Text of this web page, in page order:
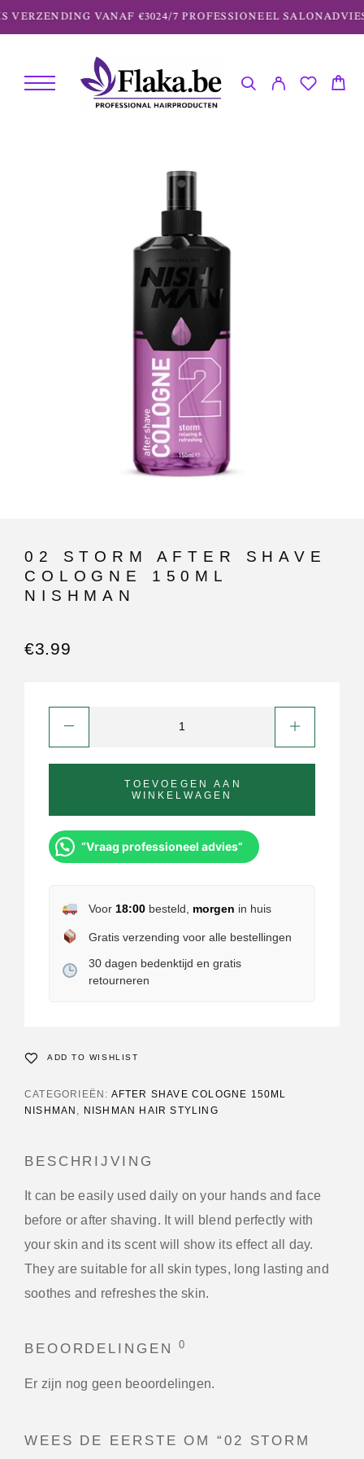
VERZENDING VANAF €3024/7 PROFESSIONEEL SALONADVIES
02 STORM AFTER SHAVE
COLOGNE 150ML
NISHMAN
€3.99
TOEVOEGEN AAN
WINKELWAGEN
“Vraag professioneel advies”
Voor 18:00besteld, morgen in huis
Gratis verzending voor alle bestellingen
30 dagen bedenktijd en gratis
retourneren
ADD TO WISHLIST
CATEGORIEËN: AFTER SHAVE COLOGNE 150ML
NISHMAN , NISHMAN HAIR STYLING
BESCHRIJVING
It can be easily used daily on your hands and face
before or after shaving. It will blend perfectly with
your skin and its scent will show its effect all day.
They are suitable for all skin types, long lasting and
soothes and refreshes the skin.
BEOORDELINGEN0
Er zijn nog geen beoordelingen.
WEES DE EERSTE OM “02 STORM